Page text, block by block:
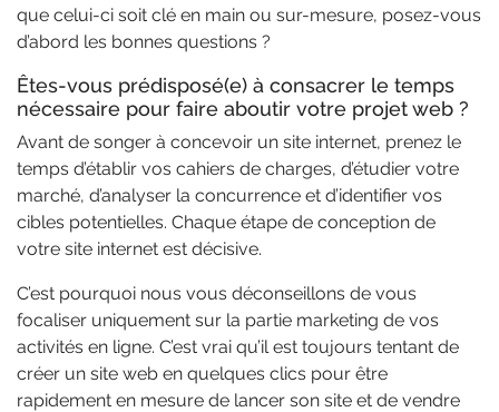
que celui-ci soit clé en main ou sur-mesure, posez-vous
d’abord les bonnes questions ?
Êtes-vous prédisposé(e) à consacrer le temps
nécessaire pour faire aboutir votre projet web ?
Avant de songer à concevoir un site internet, prenez le
temps d’établir vos cahiers de charges, d’étudier votre
marché, d’analyser la concurrence et d’identifier vos
cibles potentielles. Chaque étape de conception de
votre site internet est décisive.
C’est pourquoi nous vous déconseillons de vous
focaliser uniquement sur la partie marketing de vos
activités en ligne. C’est vrai qu’il est toujours tentant de
créer un site web en quelques clics pour être
rapidement en mesure de lancer son site et de vendre